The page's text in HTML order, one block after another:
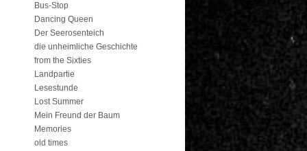
Bus-Stop
Dancing Queen
Der Seerosenteich
die unheimliche Geschichte
from the Sixties
Landpartie
Lesestunde
Lost Summer
Mein Freund der Baum
Memories
old times